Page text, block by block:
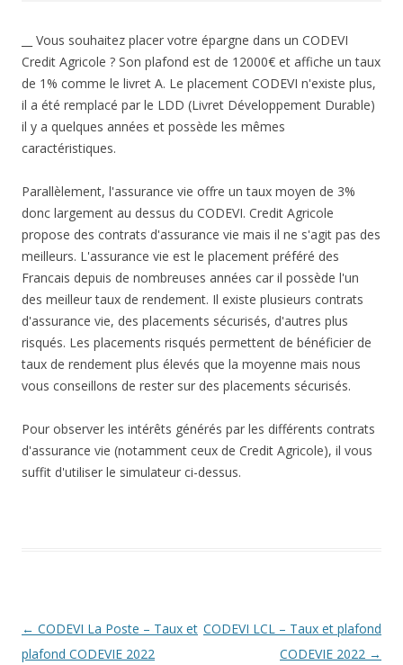
__ Vous souhaitez placer votre épargne dans un CODEVI
Credit Agricole ? Son plafond est de 12000€ et affiche un taux
de 1% comme le livret A. Le placement CODEVI n'existe plus,
il a été remplacé par le LDD (Livret Développement Durable)
il y a quelques années et possède les mêmes
caractéristiques.
Parallèlement, l'assurance vie offre un taux moyen de 3%
donc largement au dessus du CODEVI. Credit Agricole
propose des contrats d'assurance vie mais il ne s'agit pas des
meilleurs. L'assurance vie est le placement préféré des
Francais depuis de nombreuses années car il possède l'un
des meilleur taux de rendement. Il existe plusieurs contrats
d'assurance vie, des placements sécurisés, d'autres plus
risqués. Les placements risqués permettent de bénéficier de
taux de rendement plus élevés que la moyenne mais nous
vous conseillons de rester sur des placements sécurisés.
Pour observer les intérêts générés par les différents contrats
d'assurance vie (notamment ceux de Credit Agricole), il vous
suffit d'utiliser le simulateur ci-dessus.
Navigation
des
← CODEVI La Poste – Taux et
plafond CODEVIE 2022
CODEVI LCL – Taux et plafond
CODEVIE 2022 →